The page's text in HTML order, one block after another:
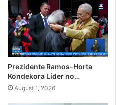
Prezidente Ramos-Horta
Kondekora Líder no…
August 1, 2026